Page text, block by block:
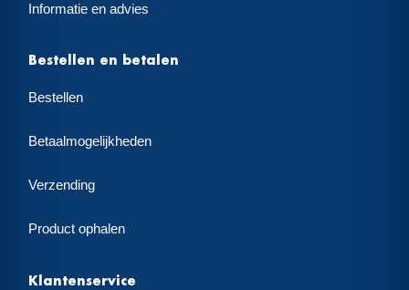
Informatie en advies
Bestellen en betalen
Bestellen
Betaalmogelijkheden
Verzending
Product ophalen
Klantenservice